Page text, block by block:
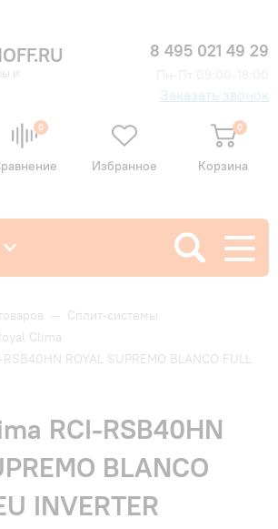
и
8 495 021 49 29
Заказать звонок
0
Избранное
0
Корзина
— Сплит-системы
Clima
ROYAL SUPREMO BLANCO FULL
RCI-RSB40HN
BLANCO
INVERTER